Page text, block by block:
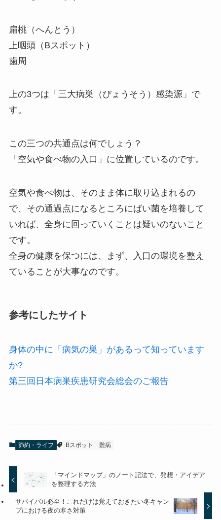
扁桃（へんとう）
上咽頭（Bスポット）
歯周
上の3つは「三大病巣（びょうそう）感染源」で
す。
この三つの共通点は何でしょう？
「空気や食べ物の入口」に位置しているのです。
空気や食べ物は、そのまま体に取り込まれるの
で、その通過点になるところにばい菌を培養して
いれば、全身に回っていくことは疑いのないこと
です。
全身の健康を保つには、まず、入口の環境を整え
ていることが大事なのです。
参考にしたサイト
身体の中に「病気の巣」があるって知っています
か?
第三回日本病巣疾患研究会総会のご報告
節約・ライフ Bスポット 難病
「マインドマップ」のノート記法で、発想・アイデア
を整理する方法
サバイバル必至！これだけは覚えておきたい冬キャン
プにおける夜の寒さ対策